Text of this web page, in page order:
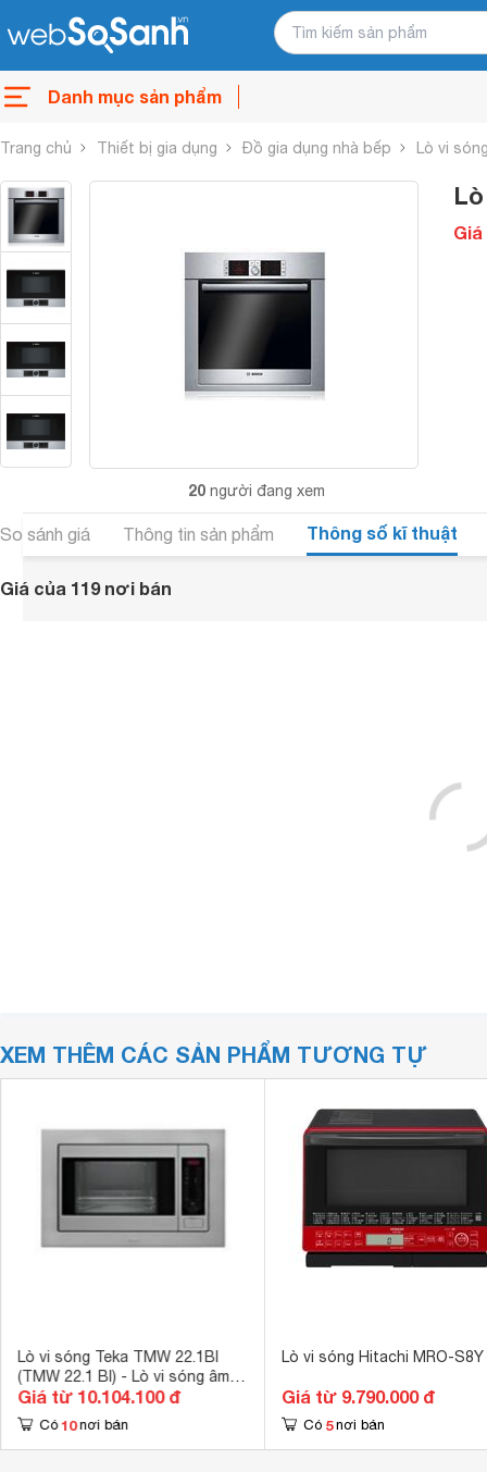
Danh mục sản phẩm
Trang chủ Thiết bị gia dụng Đồ gia dụng nhà bếp Lò vi
20 người đang xem
Giá
So sánh giá Thông tin sản phẩm Thông số kĩ thuật
Giá của 119 nơi bán
XEM THÊM CÁC SẢN PHẨM TƯƠNG TỰ
Lò vi sóng Teka TMW 22.1BI
(TMW 22.1 BI) - Lò vi sóng âm
tủ, 20 lít, 800W, có nướng
Giá từ 10.104.100 đ
Có 10 nơi bán
Lò vi sóng Hitachi MRO-S8Y
Giá từ 9.790.000 đ
Có 5 nơi bán